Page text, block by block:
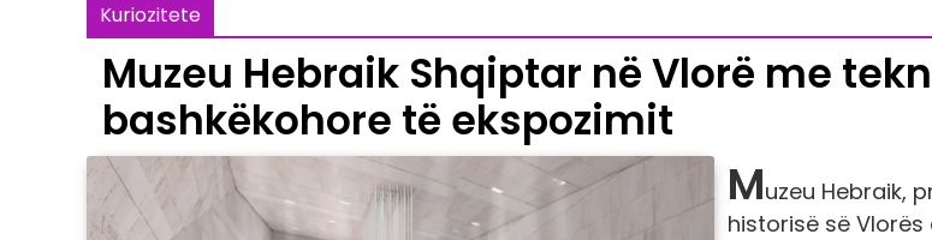
Kuriozitete
Muzeu Hebraik Shqiptar në Vlorë me
bashkëkohore të ekspozimit
Muzeu Hebraik,
historisë së Vlorës